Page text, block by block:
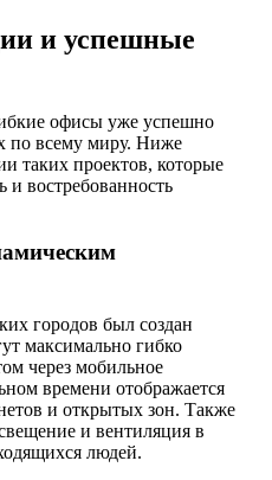
и успешные
офисы уже успешно
по всему миру. Ниже
таких проектов, которые
и востребованность
городов был создан
максимально гибко
через мобильное
времени отображается
и открытых зон. Также
и вентиляция в
людей.